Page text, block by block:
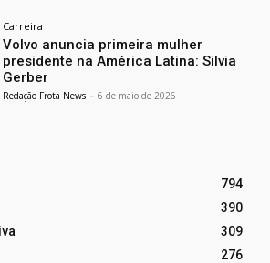
Carreira
Volvo anuncia primeira mulher
presidente na América Latina: Silvia
Gerber
Redação Frota News - 6 de maio de 2026
794
390
309
276